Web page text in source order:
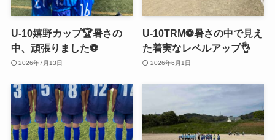
U-10嬉野カップ🏆暑さの
中、頑張りました⚽️
2026年7月13日
U-10TRM⚽️暑さの中で見え
た着実なレベルアップ👌
2026年6月1日